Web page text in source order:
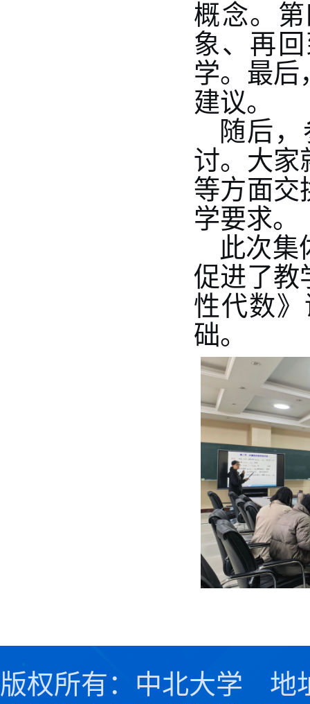
概念。
象、再
学。 最后
建议。
随后
讨。大家
等方面交
学要求。
此次集
促进了教
性代数》
础。
版权所有：中北大学 地